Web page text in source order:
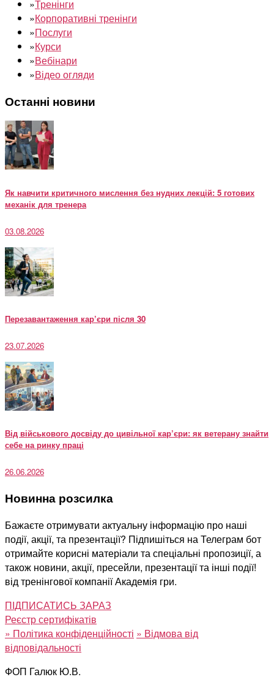
»Тренінги
»Корпоративні тренінги
»Послуги
»Курси
»Вебінари
»Відео огляди
Останні новини
Як навчити критичного мислення без нудних лекцій: 5 готових
механік для тренера
03.08.2026
Перезавантаження кар’єри після 30
23.07.2026
Від військового досвіду до цивільної кар’єри: як ветерану знайти
себе на ринку праці
26.06.2026
Новинна розсилка
Бажаєте отримувати актуальну інформацію про наші
події, акції, та презентації? Підпишіться на Телеграм бот
отримайте корисні матеріали та спеціальні пропозиції, а
також новини, акції, пресейли, презентації та інші події!
від тренінгової компанії Академія гри.
ПІДПИСАТИСЬ ЗАРАЗ
Реєстр сертифікатів
» Політика конфіденційності » Відмова від
відповідальності
ФОП Галюк Ю.В.